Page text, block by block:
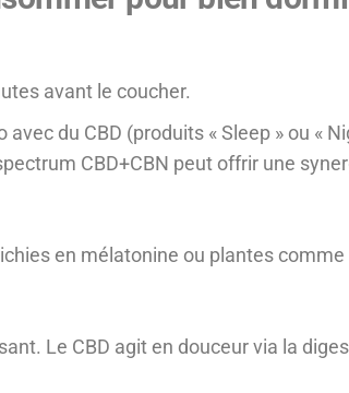
avant le coucher.
avec du CBD (produits « Sleep » ou «
CBD+CBN peut offrir une
en mélatonine ou plantes comme
Le CBD agit en douceur via la